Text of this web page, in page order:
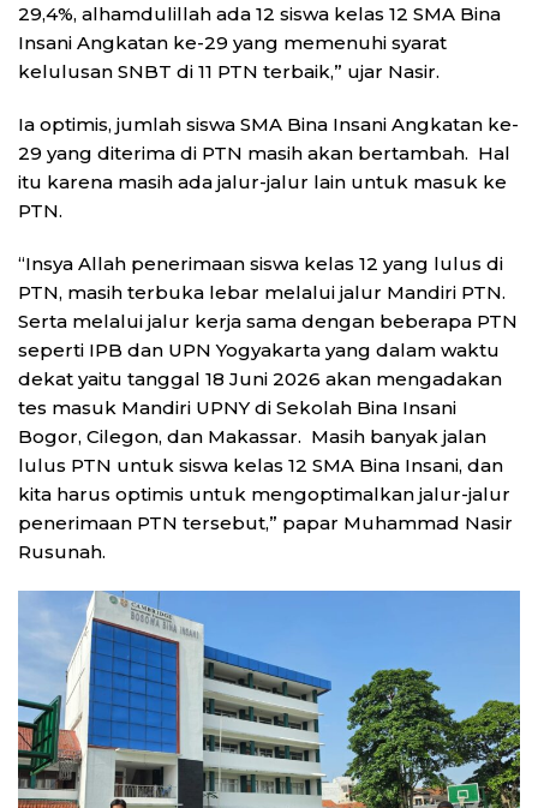
29,4%, alhamdulillah ada 12 siswa kelas 12 SMA Bina
Insani Angkatan ke-29 yang memenuhi syarat
kelulusan SNBT di 11 PTN terbaik,” ujar Nasir.
Ia optimis, jumlah siswa SMA Bina Insani Angkatan ke-
29 yang diterima di PTN masih akan bertambah. Hal
itu karena masih ada jalur-jalur lain untuk masuk ke
PTN.
“Insya Allah penerimaan siswa kelas 12 yang lulus di
PTN, masih terbuka lebar melalui jalur Mandiri PTN.
Serta melalui jalur kerja sama dengan beberapa PTN
seperti IPB dan UPN Yogyakarta yang dalam waktu
dekat yaitu tanggal 18 Juni 2026 akan mengadakan
tes masuk Mandiri UPNY di Sekolah Bina Insani
Bogor, Cilegon, dan Makassar. Masih banyak jalan
lulus PTN untuk siswa kelas 12 SMA Bina Insani, dan
kita harus optimis untuk mengoptimalkan jalur-jalur
penerimaan PTN tersebut,” papar Muhammad Nasir
Rusunah.